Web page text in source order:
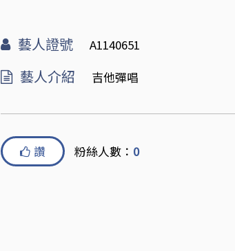
藝人證號 A1140651
藝人介紹 吉他彈唱
讚 粉絲人數： 0